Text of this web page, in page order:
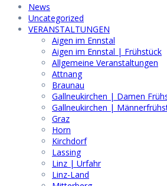
News
Uncategorized
VERANSTALTUNGEN
Aigen im Ennstal
Aigen im Ennstal | Frühstück
Allgemeine Veranstaltungen
Attnang
Braunau
Gallneukirchen | Damen
Gallneukirchen |
Graz
Horn
Kirchdorf
Lassing
Linz | Urfahr
Linz-Land